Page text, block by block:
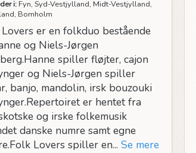
i: Fyn, Syd-Vestjylland, Midt-Vestjylland,
Bornholm
er en folkduo bestående
og Niels-Jørgen
spiller fløjter, cajon
og Niels-Jørgen spiller
banjo, mandolin, irsk bouzouki
er hentet fra
og irske folkemusik
danske numre samt egne
Lovers spiller en... Se mere